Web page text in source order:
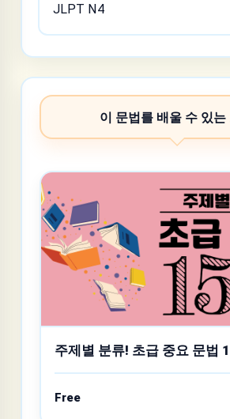
JLPT N4
이 문법를 배울 수 있는
주제별 분류! 초급 중요 문법
Free